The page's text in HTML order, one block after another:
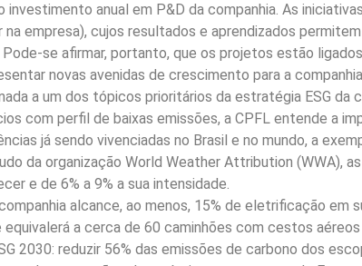
investimento anual em P&D da companhia. As
empresa), cujos resultados e aprendizados
se afirmar, portanto, que os projetos estão
novas avenidas de crescimento para a
a um dos tópicos prioritários da estratégia ESG da
com perfil de baixas emissões, a CPFL entende a
já sendo vivenciadas no Brasil e no mundo, a
da organização World Weather Attribution (WWA),
e de 6% a 9% a sua intensidade.
alcance, ao menos, 15% de eletrificação
a cerca de 60 caminhões com cestos
2030: reduzir 56% das emissões de carbono dos